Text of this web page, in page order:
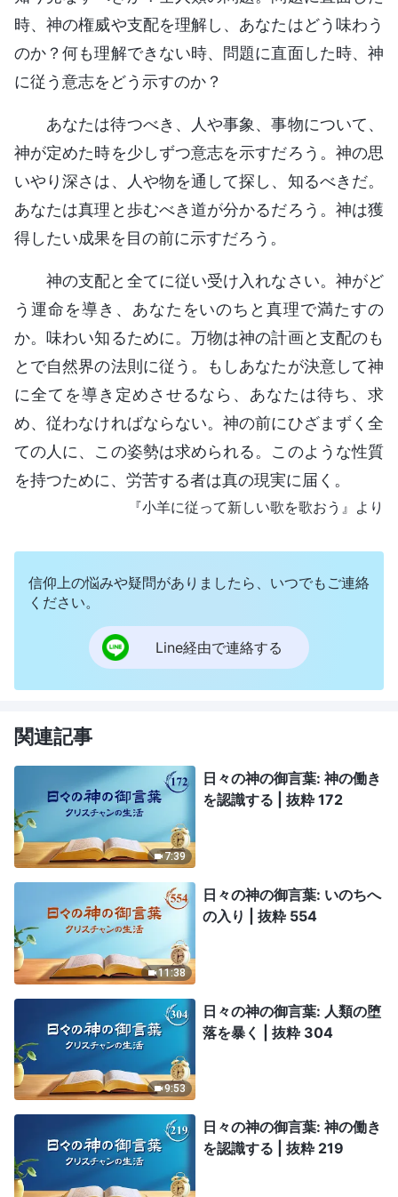
時、神の権威や支配を理解し、あなたはどう味わう
のか？何も理解できない時、問題に直面した時、神
に従う意志をどう示すのか？
あなたは待つべき、人や事象、事物について、
神が定めた時を少しずつ意志を示すだろう。神の思
いやり深さは、人や物を通して探し、知るべきだ。
あなたは真理と歩むべき道が分かるだろう。神は獲
得したい成果を目の前に示すだろう。
神の支配と全てに従い受け入れなさい。神がど
う運命を導き、あなたをいのちと真理で満たすの
か。味わい知るために。万物は神の計画と支配のも
とで自然界の法則に従う。もしあなたが決意して神
に全てを導き定めさせるなら、あなたは待ち、求
め、従わなければならない。神の前にひざまずく全
ての人に、この姿勢は求められる。このような性質
を持つために、労苦する者は真の現実に届く。
『小羊に従って新しい歌を歌おう』より
信仰上の悩みや疑問がありましたら、いつでもご連絡
ください。
Line経由で連絡する
関連記事
7:39
日々の神の御言葉: 神の働き
を認識する | 抜粋 172
11:38
日々の神の御言葉: いのちへ
の入り | 抜粋 554
9:53
日々の神の御言葉: 人類の堕
落を暴く | 抜粋 304
日々の神の御言葉: 神の働き
を認識する | 抜粋 219